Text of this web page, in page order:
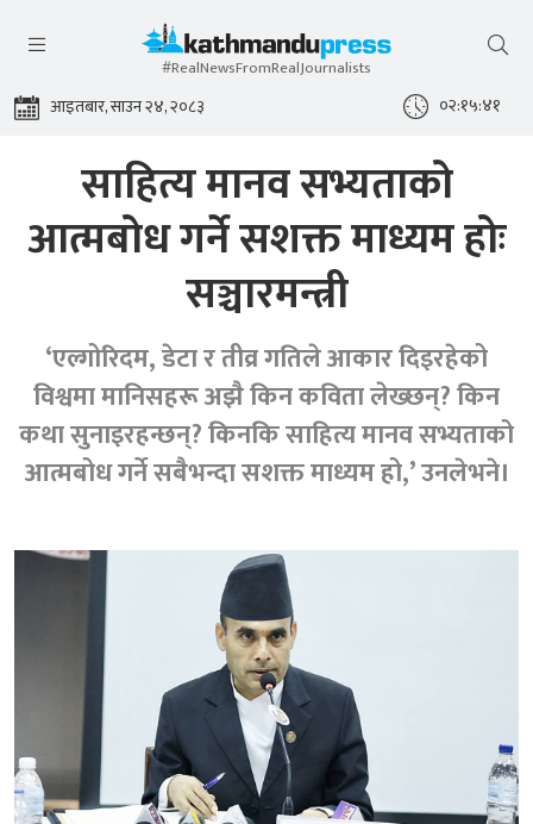
#RealNewsFromRealJournalists
आइतबार, साउन २४, २०८३ ०२:१५:४१
साहित्य मानव सभ्यताको
आत्मबोध गर्ने सशक्त माध्यम होः
सञ्चारमन्त्री
‘एल्गोरिदम, डेटा र तीव्र गतिले आकार दिइरहेको
विश्वमा मानिसहरू अझै किन कविता लेख्छन्? किन
कथा सुनाइरहन्छन्? किनकि साहित्य मानव सभ्यताको
आत्मबोध गर्ने सबैभन्दा सशक्त माध्यम हो,’ उनलेभने।